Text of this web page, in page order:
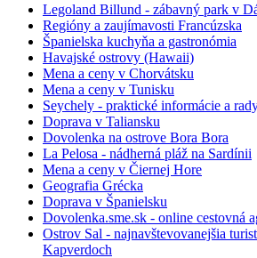
Legoland Billund - zábavný park v
Regióny a zaujímavosti Francúzska
Španielska kuchyňa a gastronómia
Havajské ostrovy (Hawaii)
Mena a ceny v Chorvátsku
Mena a ceny v Tunisku
Seychely - praktické informácie a
Doprava v Taliansku
Dovolenka na ostrove Bora Bora
La Pelosa - nádherná pláž na Sardínii
Mena a ceny v Čiernej Hore
Geografia Grécka
Doprava v Španielsku
Dovolenka.sme.sk - online cestovná
Ostrov Sal - najnavštevovanejšia
Kapverdoch